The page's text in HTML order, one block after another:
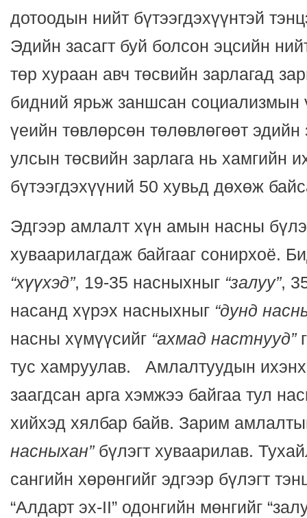
дотоодын нийт бүтээгдэхүүнтэй
Эдийн засагт буй болсон эцсийн
төр хураан авч төсвийн зарлагад
бидний ярьж заншсан социализмын
үеийн төвлөрсөн төлөвлөгөөт эдийн
улсын төсвийн зарлага нь хамгийн
бүтээгдэхүүний 50 хувьд дөхөж
Эдгээр амлалт хүн амын насны
хуваарилагдаж байгааг сонирхоё.
“хүүхэд”, 19-35 насныхныг “залуу”,
насанд хүрэх насныхныг “дунд
насны хүмүүсийг “ахмад настнууд”
тус хамруулав. Амлалтуудын
заагдсан арга хэмжээ байгаа тул
хийхэд хялбар байв. Зарим
насныхан”бүлэгт хуваарилав.
сангийн хөрөнгийг эдгээр бүлэгт
“Алдарт эх-II” одонгийн мөнгийг